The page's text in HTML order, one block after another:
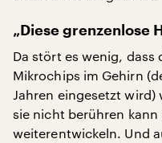
„Diese grenzenlose
Da stört es wenig, dass
Mikrochips im Gehirn
Jahren eingesetzt wird)
sie nicht berühren
weiterentwickeln. Und